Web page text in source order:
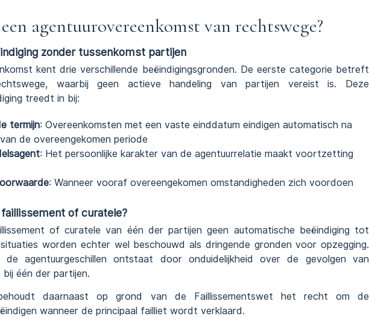
agentuurovereenkomst van rechtswege?
zonder tussenkomst partijen
kent drie verschillende beëindigingsgronden. De eerste categorie betreft
waarbij geen actieve handeling van partijen vereist is. Deze
treedt in bij:
termijn: Overeenkomsten met een vaste einddatum eindigen automatisch na
de overeengekomen periode
: Het persoonlijke karakter van de agentuurrelatie maakt voortzetting
: Wanneer vooraf overeengekomen omstandigheden zich voordoen
of curatele?
of curatele van één der partijen geen automatische beëindiging tot
worden echter wel beschouwd als dringende gronden voor opzegging.
de agentuurgeschillen ontstaat door onduidelijkheid over de gevolgen van
bij één der partijen.
daarnaast op grond van de Faillissementswet het recht om de
wanneer de principaal failliet wordt verklaard.